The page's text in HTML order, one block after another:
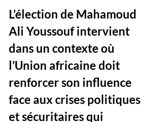
L’élection de Mahamoud
Ali Youssouf intervient
dans un contexte où
l’Union africaine doit
renforcer son influence
face aux crises politiques
et sécuritaires qui